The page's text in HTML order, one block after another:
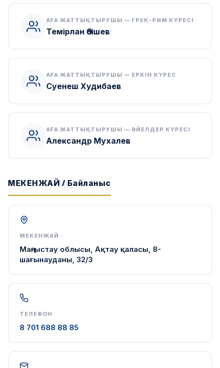
АҒА ЖАТТЫҚТЫРУШЫ — ГРЕК-РИМ КҮРЕСІ
Темірлан Әбішев
АҒА ЖАТТЫҚТЫРУШЫ — ЕРКІН КҮРЕС
Суенеш Худибаев
АҒА ЖАТТЫҚТЫРУШЫ — ӘЙЕЛДЕР КҮРЕСІ
Александр Мухалев
МЕКЕНЖАЙ / Байланыс
МЕКЕНЖАЙ
Маңғыстау облысы, Ақтау қаласы, 8-
шағынауданы, 32/3
ТЕЛЕФОН
8 701 688 88 85